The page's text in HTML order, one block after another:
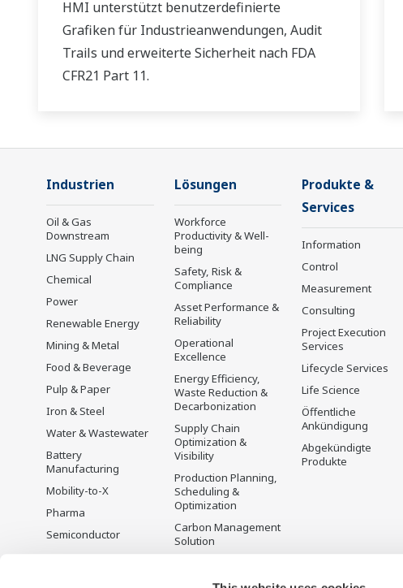
HMI unterstützt benutzerdefinierte
Grafiken für Industrieanwendungen, Audit
Trails und erweiterte Sicherheit nach FDA
CFR21 Part 11.
Industrien
Oil & Gas
Downstream
LNG Supply Chain
Chemical
Power
Renewable Energy
Mining & Metal
Food & Beverage
Pulp & Paper
Iron & Steel
Water & Wastewater
Battery
Manufacturing
Mobility-to-X
Pharma
Semiconductor
Lösungen
Workforce
Productivity & Well-
being
Safety, Risk &
Compliance
Asset Performance &
Reliability
Operational
Excellence
Energy Efficiency,
Waste Reduction &
Decarbonization
Supply Chain
Optimization &
Visibility
Production Planning,
Scheduling &
Optimization
Carbon Management
Solution
Produkte &
Services
Information
Control
Measurement
Consulting
Project Execution
Services
Lifecycle Services
Life Science
Öffentliche
Ankündigung
Abgekündigte
Produkte